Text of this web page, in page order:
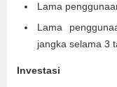
Lama
Lama
jangka selama 3
Investasi